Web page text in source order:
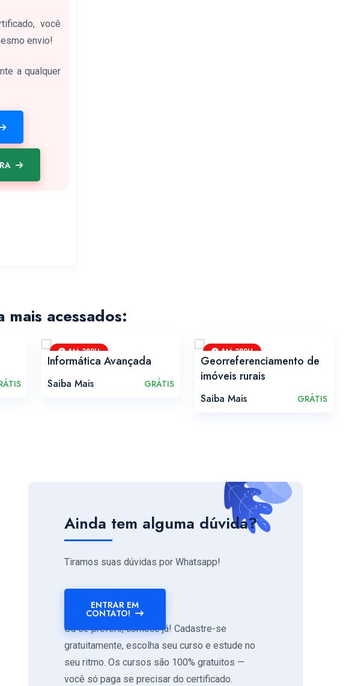
você
envio!
a qualquer
acessados:
Até 280H
Informática Avançada
Saiba Mais GRÁTIS
Até 280H
Georreferenciamento de
imóveis rurais
Saiba Mais GRÁTIS
Ainda tem alguma dúvida?
Tiramos suas dúvidas por Whatsapp!
ENTRAR EM
CONTATO!
Ou se preferir, comece já! Cadastre-se
gratuitamente, escolha seu curso e estude no
seu ritmo. Os cursos são 100% gratuitos —
você só paga se precisar do certificado.